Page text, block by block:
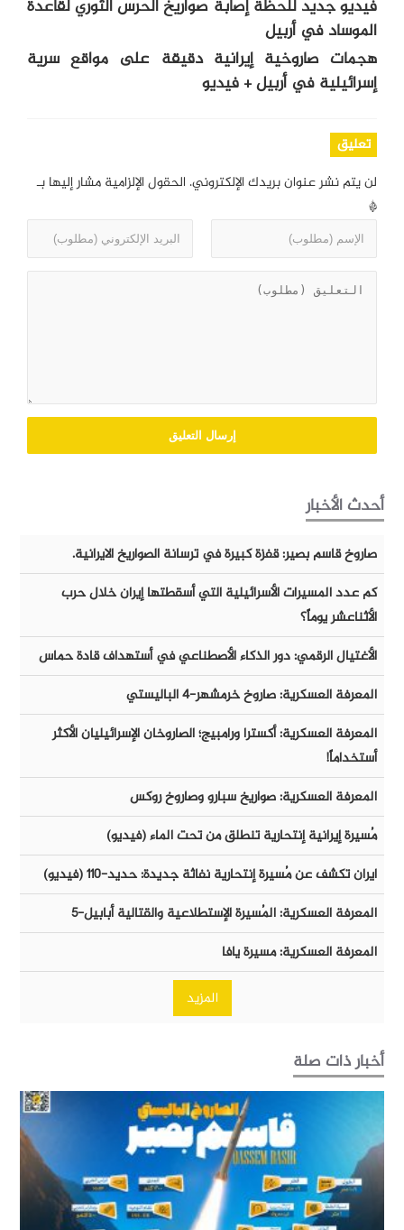
فيديو جديد للحظة إصابة صواريخ الحرس الثوري لقاعدة
الموساد في أربيل
هجمات صاروخية إيرانية دقيقة على مواقع سرية
إسرائيلية في أربيل + فيديو
تعليق
لن يتم نشر عنوان بريدك الإلكتروني. الحقول الإلزامية مشار إليها بـ
*
أحدث الأخبار
صاروخ قاسم بصير: قفزة كبيرة في ترسانة الصواريخ الايرانية.
كم عدد المسيرات الأسرائيلية التي أسقطتها إيران خلال حرب
الأثناعشر يوماً؟
الأغتيال الرقمي: دور الذكاء الأصطناعي في أستهداف قادة حماس
المعرفة العسكرية: صاروخ خرمشهر-٤ الباليستي
المعرفة العسكرية: أكسترا ورامبيج؛ الصاروخان الإسرائيليان الأكثر
أستخداماً!
المعرفة العسكرية: صواريخ سبارو وصاروخ روكس
مُسيرة إيرانية إنتحارية تنطلق من تحت الماء (فيديو)
ايران تكشف عن مُسيرة إنتحارية نفاثة جديدة: حديد-١١٠ (فيديو)
المعرفة العسكرية: المُسيرة الإستطلاعية والقتالية أبابيل-٥
المعرفة العسكرية: مسيرة يافا
المزيد
أخبار ذات صلة